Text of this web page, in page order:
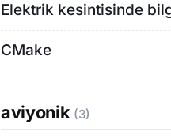
Elektrik kesintisinde
CMake
aviyonik (3)